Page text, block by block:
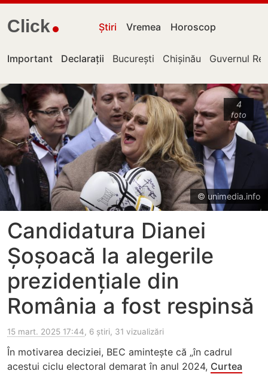
Click Știri Vremea Horoscop
Important Declarații București Chișinău Guvernul
4
foto
© unimedia.info
Candidatura Dianei
Șoșoacă la alegerile
prezidențiale din
România a fost respinsă
15 mart. 2025 17:44, 6 știri, 31 vizualizări
În motivarea deciziei, BEC amintește că „în cadrul
acestui ciclu electoral demarat în anul 2024, Curtea